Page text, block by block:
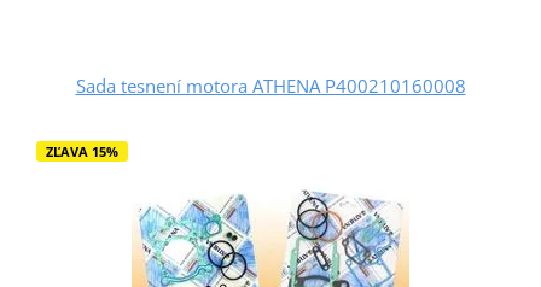
Sada tesnení motora ATHENA P400210160008
ZĽAVA 15%